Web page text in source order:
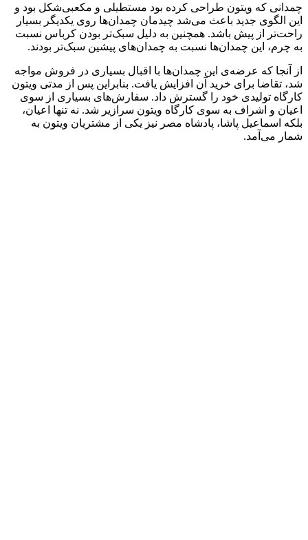
چمدانی که ویتون طراحی کرده بود مستطیلی و مکعبی‌شکل بود و
این الگوی جدید باعث می‌شد چیدمان چمدان‌ها روی یکدیگر بسیار
راحت‌تر از پیش باشد. همچنین به دلیل سبک‌تر بودن کرباس نسبت
به چرم، این چمدان‌ها نسبت به چمدان‌های پیشین سبک‌تر بودند.
از آنجا که عرضه‌ی این چمدان‌ها با اقبال بسیاری در فروش مواجه
شد، تقاضا برای خرید آن افزایش یافت. بنابراین پس از مدتی ویتون
کارگاه تولیدی خود را گسترش داد. سفارش‌های بسیاری از سوی
اعیان و اشراف به سوی کارگاه ویتون سرازیر شد. نه تنها اعیان،
بلکه اسماعیل پاشا، پادشاه مصر نیز یکی از مشتریان ویتون به
شمار می‌آمد.